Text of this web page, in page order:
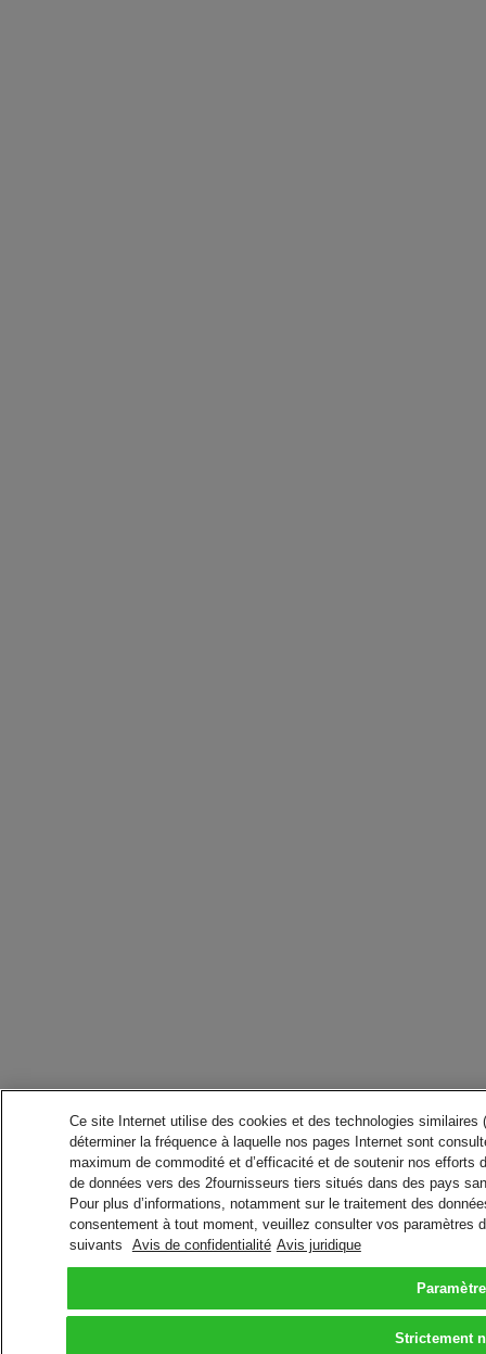
Ce site Internet utilise des cookies et des technologies
déterminer la fréquence à laquelle nos pages Internet sont
maximum de commodité et d’efficacité et de soutenir nos
de données vers des 2fournisseurs tiers situés dans des pays
Pour plus d’informations, notamment sur le traitement des
consentement à tout moment, veuillez consulter vos paramètres
suivants
Avis de confidentialité Avis juridique
Strictement